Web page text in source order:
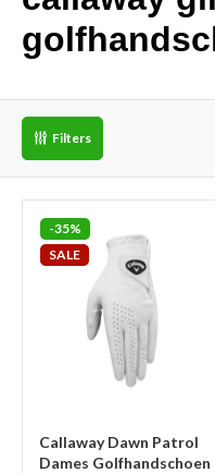
Filters
-35%
SALE
Callaway Dawn Patrol
Dames Golfhandschoen